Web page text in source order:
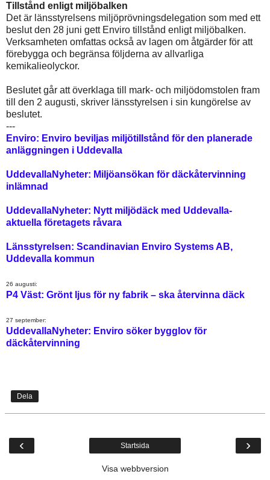
Tillstånd enligt miljöbalken
Det är länsstyrelsens miljöprövningsdelegation som med ett
beslut den 28 juni gett Enviro tillstånd enligt miljöbalken.
Verksamheten omfattas också av lagen om åtgärder för att
förebygga och begränsa följderna av allvarliga
kemikalieolyckor.
Beslutet går att överklaga till mark- och miljödomstolen fram
till den 2 augusti, skriver länsstyrelsen i sin kungörelse av
beslutet.
---
Enviro: Enviro beviljas miljötillstånd för den planerade
anläggningen i Uddevalla
UddevallaNyheter: Miljöansökan för däckåtervinning
inlämnad
UddevallaNyheter: Nytt miljödäck med Uddevalla-
aktuella företagets råvara
Länsstyrelsen: Scandinavian Enviro Systems AB,
Uddevalla kommun
26 augusti:
P4 Väst: Grönt ljus för ny fabrik – ska återvinna däck
27 september:
UddevallaNyheter: Enviro söker bygglov för
däckåtervinning
Dela
‹ ›
Startsida
Visa webbversion